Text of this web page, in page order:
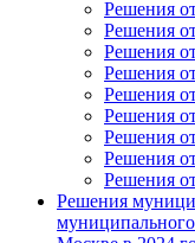
Решения
Решения
Решения
Решения
Решения
Решения
Решения
Решения
Решения
Решения